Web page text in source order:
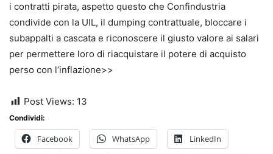
i contratti pirata, aspetto questo che Confindustria
condivide con la UIL, il dumping contrattuale, bloccare i
subappalti a cascata e riconoscere il giusto valore ai salari
per permettere loro di riacquistare il potere di acquisto
perso con l’inflazione>>
Post Views: 13
Condividi:
Facebook WhatsApp LinkedIn